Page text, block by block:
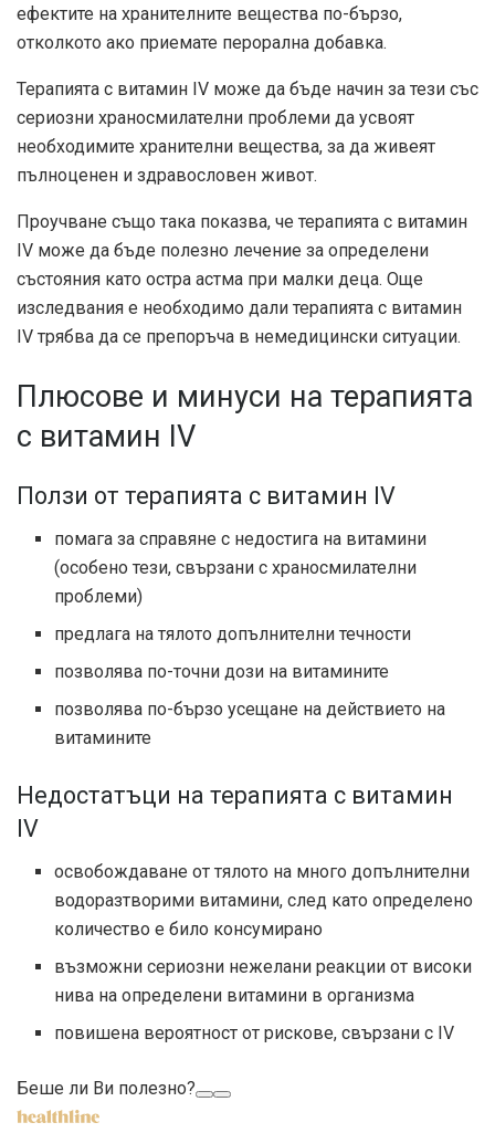
ефектите на хранителните вещества по-бързо,
отколкото ако приемате перорална добавка.
Терапията с витамин IV може да бъде начин за тези със
сериозни храносмилателни проблеми да усвоят
необходимите хранителни вещества, за да живеят
пълноценен и здравословен живот.
Проучване също така показва, че терапията с витамин
IV може да бъде полезно лечение за определени
състояния като остра астма при малки деца. Още
изследвания е необходимо дали терапията с витамин
IV трябва да се препоръча в немедицински ситуации.
Плюсове и минуси на терапията
с витамин IV
Ползи от терапията с витамин IV
помага за справяне с недостига на витамини
(особено тези, свързани с храносмилателни
проблеми)
предлага на тялото допълнителни течности
позволява по-точни дози на витамините
позволява по-бързо усещане на действието на
витамините
Недостатъци на терапията с витамин
IV
освобождаване от тялото на много допълнителни
водоразтворими витамини, след като определено
количество е било консумирано
възможни сериозни нежелани реакции от високи
нива на определени витамини в организма
повишена вероятност от рискове, свързани с IV
Беше ли Ви полезно?